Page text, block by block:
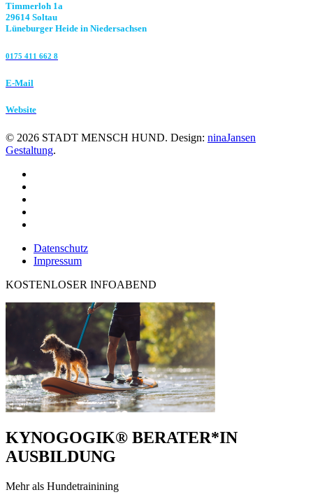
Timmerloh 1a
29614 Soltau
Lüneburger Heide in Niedersachsen
0175 411 662 8‬
E-Mail
Website
© 2026 STADT MENSCH HUND. Design: ninaJansen
Gestaltung.
Datenschutz
Impressum
KOSTENLOSER INFOABEND
KYNOGOGIK® BERATER*IN
AUSBILDUNG
Mehr als Hundetrainining